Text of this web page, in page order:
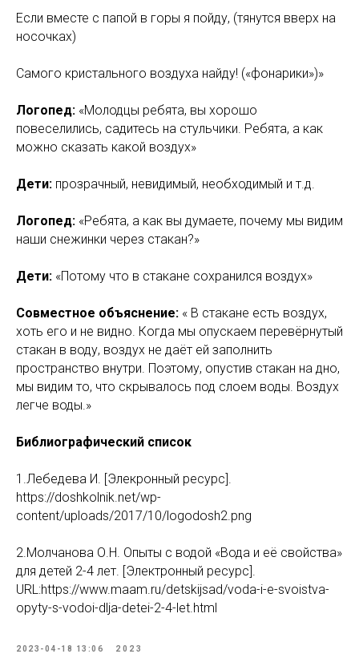
Если вместе с папой в горы я пойду, (тянутся вверх на
носочках)
Самого кристального воздуха найду! («фонарики»)»
Логопед: «Молодцы ребята, вы хорошо
повеселились, садитесь на стульчики. Ребята, а как
можно сказать какой воздух»
Дети: прозрачный, невидимый, необходимый и т.д.
Логопед: «Ребята, а как вы думаете, почему мы видим
наши снежинки через стакан?»
Дети: «Потому что в стакане сохранился воздух»
Совместное объяснение: « В стакане есть воздух,
хоть его и не видно. Когда мы опускаем перевёрнутый
стакан в воду, воздух не даёт ей заполнить
пространство внутри. Поэтому, опустив стакан на дно,
мы видим то, что скрывалось под слоем воды. Воздух
легче воды.»
Библиографический список
1.Лебедева И. [Элекронный ресурс].
https://doshkolnik.net/wp-
content/uploads/2017/10/logodosh2.png
2.Молчанова О.Н. Опыты с водой «Вода и её свойства»
для детей 2-4 лет. [Электронный ресурс].
URL:https://www.maam.ru/detskijsad/voda-i-e-svoistva-
opyty-s-vodoi-dlja-detei-2-4-let.html
2023-04-18 13:06 2023